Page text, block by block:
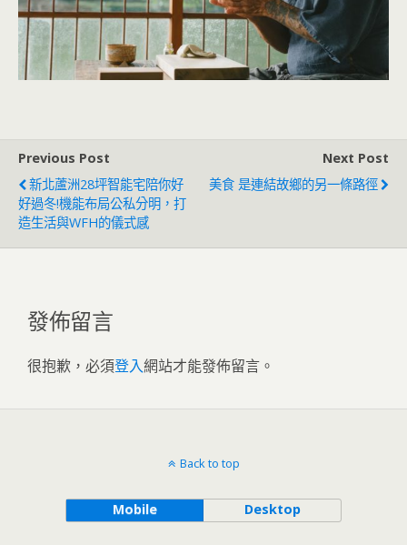
Previous Post
新北蘆洲28坪智能宅陪你好
好過冬!機能布局公私分明，打
造生活與WFH的儀式感
Next Post
美食 是連結故鄉的另一條路徑
發佈留言
很抱歉，必須登入網站才能發佈留言。
Back to top
Mobile Desktop